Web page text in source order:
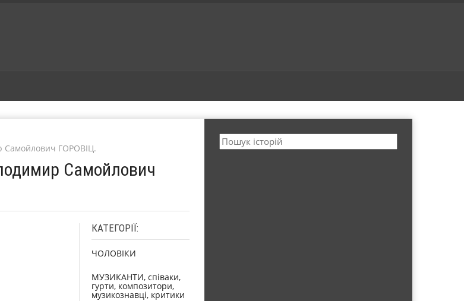
Самойлович ГОРОВІЦ.
Самойлович
КАТЕГОРІЇ:
ЧОЛОВІКИ
МУЗИКАНТИ, співаки,
гурти, композитори,
музикознавці, критики